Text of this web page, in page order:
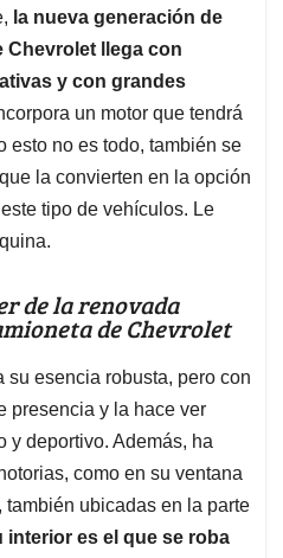
la nueva generación de
Chevrolet llega con
y con grandes
un motor que tendrá
esto no es todo, también se
la convierten en la opción
tipo de vehículos. Le
de la renovada
de Chevrolet
su esencia robusta, pero con
presencia y la hace ver
y deportivo. Además, ha
como en su ventana
ubicadas en la parte
interior es el que se roba